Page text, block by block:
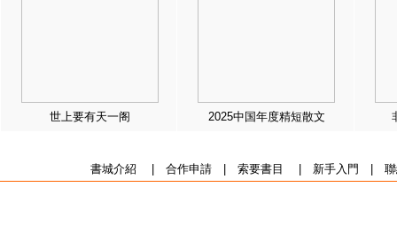
世上要有天一阁 2025中国年度精短散文
書城介紹 合作申請| 索要書目 新手入門